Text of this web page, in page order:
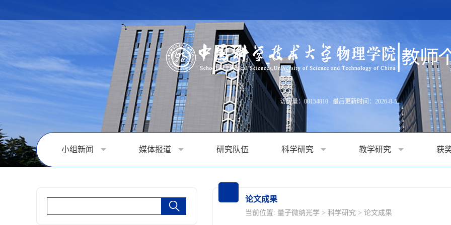
访问量： 00154810 最后更新时间： 2026-8-5
小组新闻 媒体报道 研究队伍 科学研究 教学研究 获
论文成果
当前位置: 量子微纳光学 > 科学研究 > 论文成果